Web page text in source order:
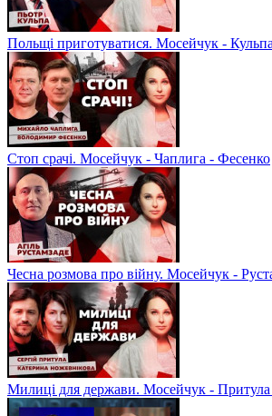
Польщі приготуватися. Мосейчук - Кульпа
Стоп срачі. Мосейчук - Чаплига - Фесенко
Чесна розмова про війну. Мосейчук -
Милиці для держави. Мосейчук - Притула